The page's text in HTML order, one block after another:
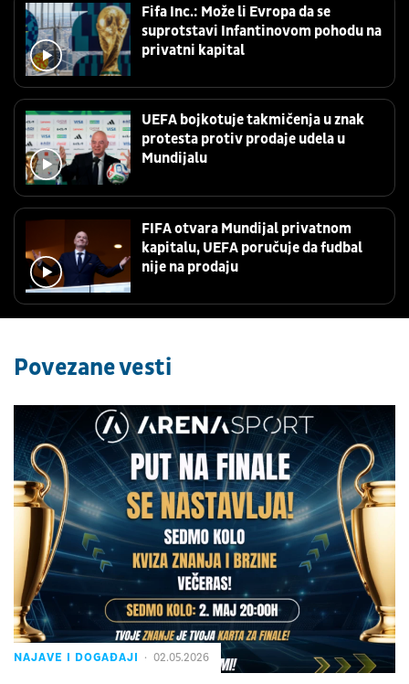
Fifa Inc.: Može li Evropa da se
suprotstavi Infantinovom pohodu na
privatni kapital
UEFA bojkotuje takmičenja u znak
protesta protiv prodaje udela u
Mundijalu
FIFA otvara Mundijal privatnom
kapitalu, UEFA poručuje da fudbal
nije na prodaju
Povezane vesti
NAJAVE I DOGAĐAJI 02.05.2026